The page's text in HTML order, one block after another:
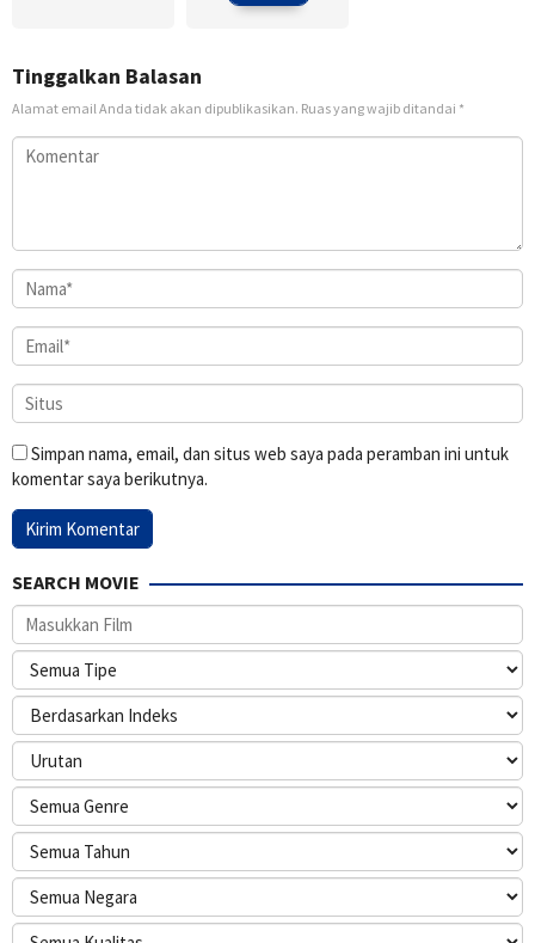
Tinggalkan Balasan
Alamat email Anda tidak akan dipublikasikan. Ruas yang wajib ditandai *
Simpan nama, email, dan situs web saya pada peramban ini untuk
komentar saya berikutnya.
SEARCH MOVIE